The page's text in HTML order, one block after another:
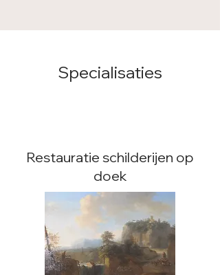
Specialisaties
Restauratie schilderijen op
doek